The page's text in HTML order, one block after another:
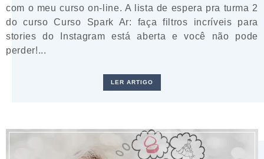
com o meu curso on-line. A lista de espera pra turma 2
do curso Curso Spark Ar: faça filtros incríveis para
stories do Instagram está aberta e você não pode
perder!...
LER ARTIGO